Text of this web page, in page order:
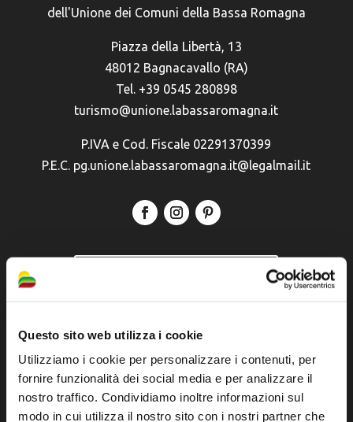
Questo sito web utilizza i cookie
Utilizziamo i cookie per personalizzare i contenuti, per
fornire funzionalità dei social media e per analizzare il
nostro traffico. Condividiamo inoltre informazioni sul
modo in cui utilizza il nostro sito con i nostri partner che
dell'Unione dei Comuni della Bassa Romagna
Piazza della Libertà, 13
48012 Bagnacavallo (RA)
Tel. +39 0545 280898
turismo@unione.labassaromagna.it
P.IVA e Cod. Fiscale 02291370399
P.E.C. pg.unione.labassaromagna.it@legalmail.it
Privacy policy
Dichiarazione di accessibilità